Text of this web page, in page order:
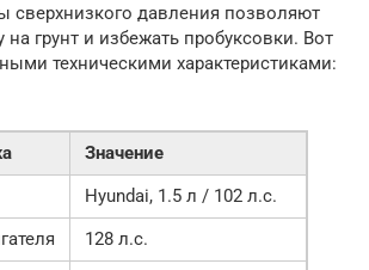
сверхнизкого давления позволяют
на грунт и избежать пробуксовки. Вот
техническими характеристиками:
Значение
Hyundai, 1.5 л / 102 л.с.
128 л.с.